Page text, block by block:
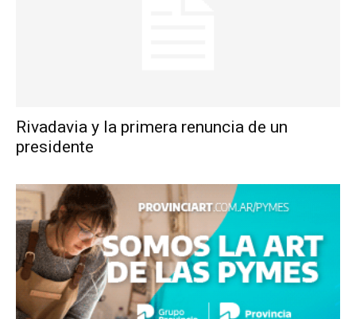
Rivadavia y la primera renuncia de un
presidente